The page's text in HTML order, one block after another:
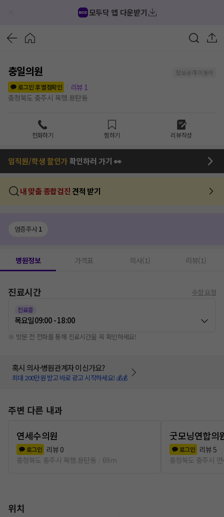
모두닥 앱 다운받기
충일의원
정보공개 미동의
로그인 후 별점확인
리뷰 1
충청북도 충주시 목행.용탄동
전화하기 찜하기 리뷰작성
임직원/학생 할인가확인하러 가기 👀
내 맞춤 종합검진 견적 받기
염증주사1
병원정보 가격표 의사(1) 리뷰(1)
진료시간 수정 요청
진료중
목요일09:00 - 18:00
※ 방문 전 전화를 통해 진료시간을 꼭 확인하세요!
혹시 의사·병원관계자 이신가요?
최대 200만원 받고 바로 광고 시작하세요! 💰💰
주변 다른 내과
연세수의원
로그인 리뷰 0
충청북도 충주시 목행.용탄동
69m
굿모닝연합의
로그인 리뷰5
충청북도 충주시
위치